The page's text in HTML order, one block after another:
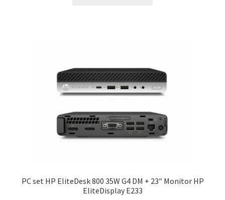
PC set HP EliteDesk 800 35W G4 DM + 23″ Monitor HP
EliteDisplay E233